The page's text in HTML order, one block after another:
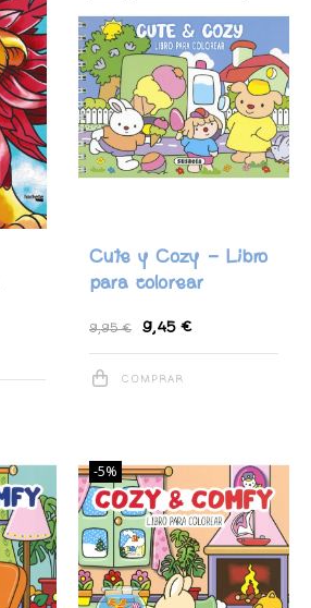
Cute y Cozy - Libro
para colorear
9,95 € 9,45 €
COMPRAR
-5%